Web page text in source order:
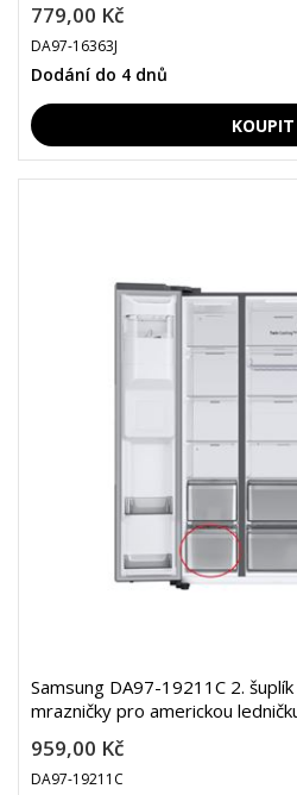
779,00 Kč
DA97-16363J
Dodání do 4 dnů
Samsung DA97-19211C 2.
mrazničky pro americkou
959,00 Kč
DA97-19211C